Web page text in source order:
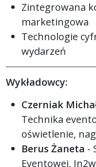
Zintegrowana
marketingowa
Technologie
wydarzeń
Wykładowcy:
Czerniak
Technika
oświetlenie,
Berus Żaneta -
Eventowej,